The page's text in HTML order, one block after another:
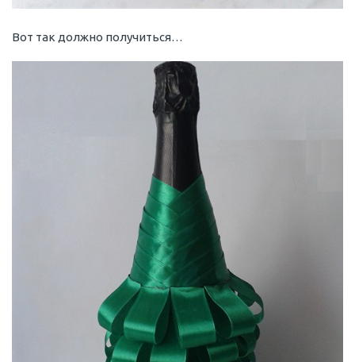
Вот так должно получиться…